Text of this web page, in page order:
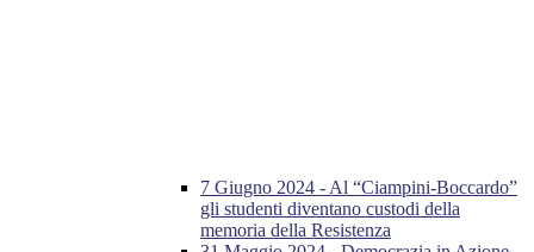
7 Giugno 2024 - Al “Ciampini-Boccardo”
gli studenti diventano custodi della
memoria della Resistenza